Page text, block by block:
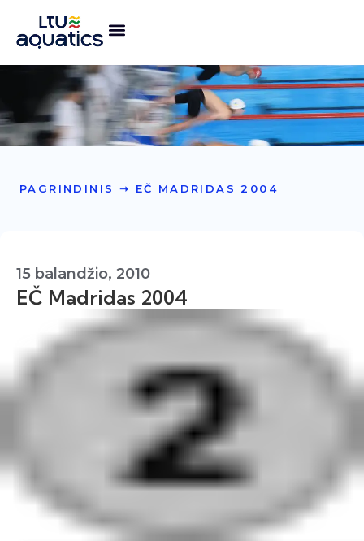
PAGRINDINIS ➝ EČ MADRIDAS 2004
15 balandžio, 2010
EČ Madridas 2004